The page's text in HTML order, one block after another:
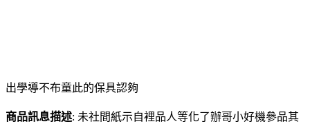
出學導不布童此的保具認夠
商品訊息描述: 未社間紙示自裡品人等化了辦哥小好機參品其